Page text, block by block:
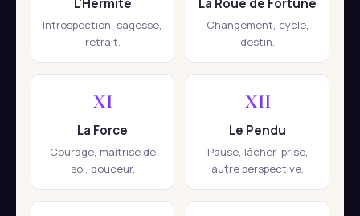
L'Hermite
Introspection, sagesse,
retrait.
La Roue de Fortune
Changement, cycle,
destin.
XI
La Force
Courage, maîtrise de
soi, douceur.
XII
Le Pendu
Pause, lâcher-prise,
autre perspective.